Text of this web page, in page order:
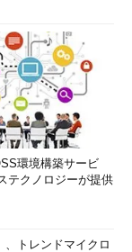
環境構築サービ
テクノロジーが提供
、トレンドマイクロ